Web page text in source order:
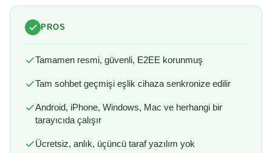
PROS
Tamamen resmi, güvenli, E2EE korunmuş
Tam sohbet geçmişi eşlik cihaza senkronize edilir
Android, iPhone, Windows, Mac ve herhangi bir
tarayıcıda çalışır
Ücretsiz, anlık, üçüncü taraf yazılım yok